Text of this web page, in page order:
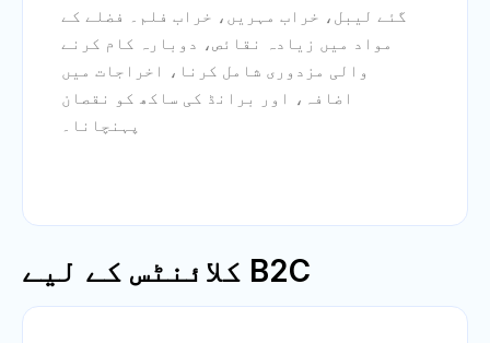
گئے لیبل، خراب مہریں، خراب فلم۔ فضلے کے
مواد میں زیادہ نقائص، دوبارہ کام کرنے
والی مزدوری شامل کرنا، اخراجات میں
اضافہ، اور برانڈ کی ساکھ کو نقصان
پہنچانا۔
B2C کلائنٹس کے لیے